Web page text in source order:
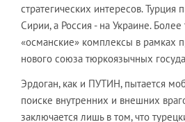
стратегических интересов. Турция
Сирии, а Россия - на Украине. Более
«османские» комплексы в рамках
нового союза тюркоязычных
Эрдоган, как и ПУТИН, пытается
поиске внутренних и внешних
заключается лишь в том, что